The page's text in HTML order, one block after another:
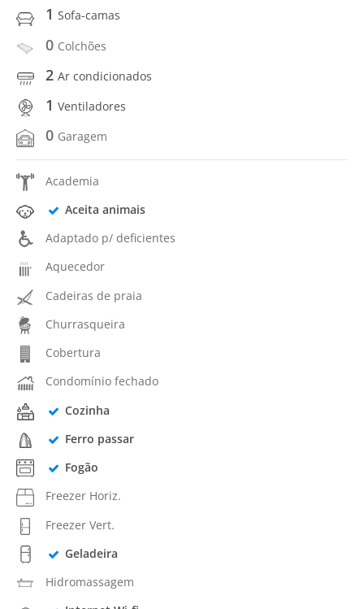
1 Sofa-camas
0 Colchões
2 Ar condicionados
1 Ventiladores
0 Garagem
Academia
Aceita animais
Adaptado p/ deficientes
Aquecedor
Cadeiras de praia
Churrasqueira
Cobertura
Condomínio fechado
Cozinha
Ferro passar
Fogão
Freezer Horiz.
Freezer Vert.
Geladeira
Hidromassagem